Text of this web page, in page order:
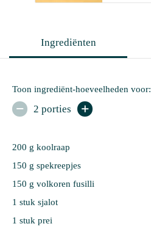
Ingrediënten
Toon ingrediënt-hoeveelheden voor:
 2 porties 
200 g koolraap
150 g spekreepjes
150 g volkoren fusilli
1 stuk sjalot
1 stuk prei